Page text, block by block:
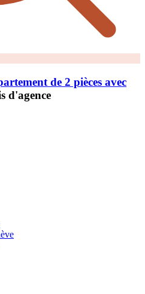
de 2 pièces avec
d'agence